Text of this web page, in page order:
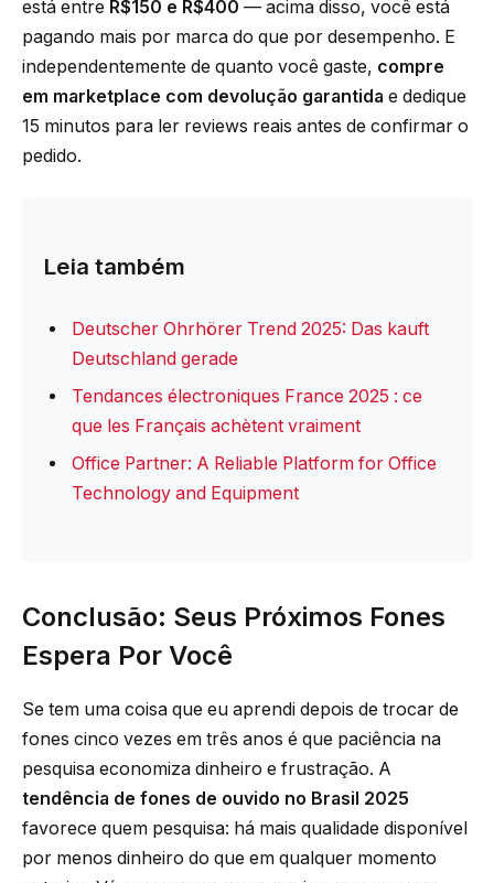
está entre R$150 e R$400 — acima disso, você está
pagando mais por marca do que por desempenho. E
independentemente de quanto você gaste, compre
em marketplace com devolução garantida e dedique
15 minutos para ler reviews reais antes de confirmar o
pedido.
Leia também
Deutscher Ohrhörer Trend 2025: Das kauft
Deutschland gerade
Tendances électroniques France 2025 : ce
que les Français achètent vraiment
Office Partner: A Reliable Platform for Office
Technology and Equipment
Conclusão: Seus Próximos Fones
Espera Por Você
Se tem uma coisa que eu aprendi depois de trocar de
fones cinco vezes em três anos é que paciência na
pesquisa economiza dinheiro e frustração. A
tendência de fones de ouvido no Brasil 2025
favorece quem pesquisa: há mais qualidade disponível
por menos dinheiro do que em qualquer momento